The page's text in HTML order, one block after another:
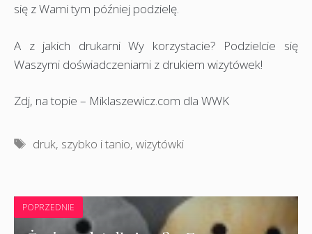
się z Wami tym później podzielę.
A z jakich drukarni Wy korzystacie? Podzielcie się
Waszymi doświadczeniami z drukiem wizytówek!
Zdj, na topie – Miklaszewicz.com dla WWK
Tagi
druk, szybko i tanio,wizytówki
POPRZEDNIE